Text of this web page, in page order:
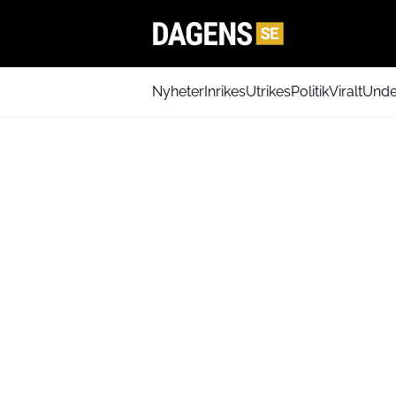
NyheterInrikesUtrikesPolitikViralt